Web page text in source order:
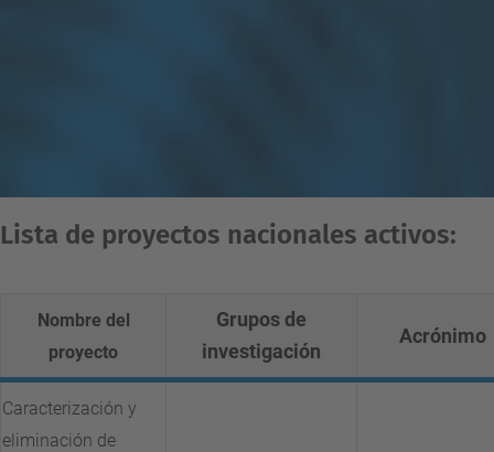
Lista de proyectos nacionales activos:
Nombre del
proyecto
Grupos de
investigación
Acrónimo
Caracterización y
eliminación de